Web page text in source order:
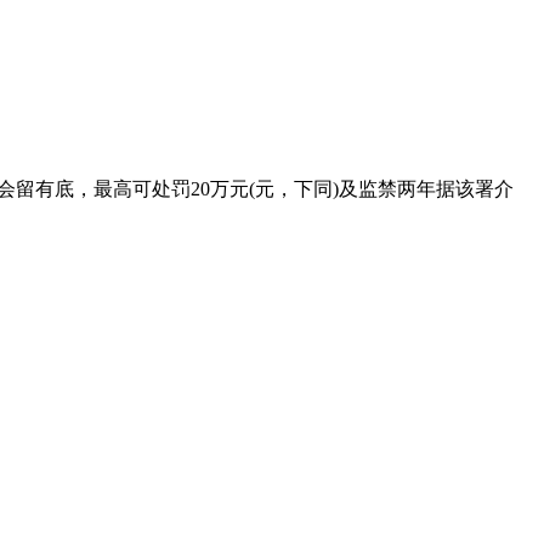
有底，最高可处罚20万元(元，下同)及监禁两年据该署介